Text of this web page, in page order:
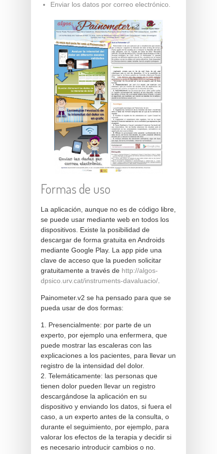
Enviar los datos por correo electrónico.
Formas de uso
La aplicación, aunque no es de código libre,
se puede usar mediante web en todos los
dispositivos. Existe la posibilidad de
descargar de forma gratuita en Androids
mediante Google Play. La app pide una
clave de acceso que la pueden solicitar
gratuitamente a través de http://algos-
dpsico.urv.cat/instruments-davaluacio/
Painometer.v2 se ha pensado para que se
pueda usar de dos formas:
1. Presencialmente: por parte de un
experto, por ejemplo una enfermera, que
puede mostrar las escaleras con las
explicaciones a los pacientes, para llevar un
registro de la intensidad del dolor.
2. Telemáticamente: las personas que
tienen dolor pueden llevar un registro
descargándose la aplicación en su
dispositivo y enviando los datos, si fuera el
caso, a un experto antes de la consulta, o
durante el seguimiento, por ejemplo, para
valorar los efectos de la terapia y decidir si
es necesario introducir cambios o no.